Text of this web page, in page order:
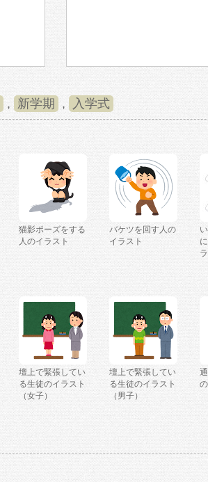
, 新学期 , 入学式
猫影ポーズをする
人のイラスト
バケツを回す人の
イラスト
壇上で緊張してい
る生徒のイラスト
（女子）
壇上で緊張してい
る生徒のイラスト
（男子）